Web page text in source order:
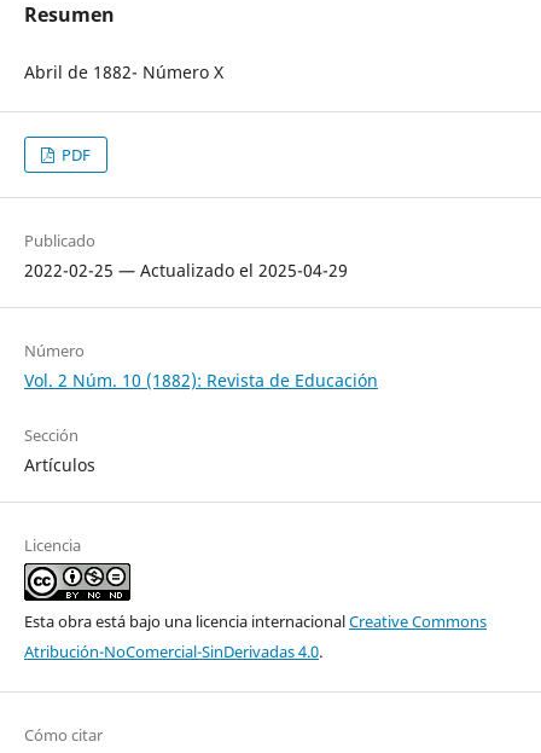
Resumen
Abril de 1882- Número X
PDF
Publicado
2022-02-25 — Actualizado el 2025-04-29
Número
Vol. 2 Núm. 10 (1882): Revista de Educación
Sección
Artículos
Licencia
Esta obra está bajo una licencia internacionalCreative Commons
Atribución-NoComercial-SinDerivadas 4.0.
Cómo citar